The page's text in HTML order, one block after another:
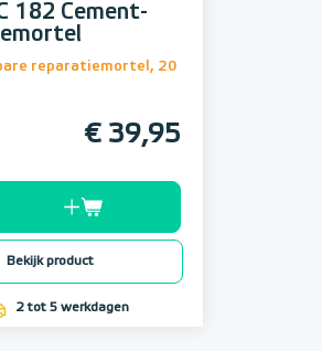
182 Cement-
reparatiemortel, 20
€ 39,95
Bekijk product
2 tot 5 werkdagen